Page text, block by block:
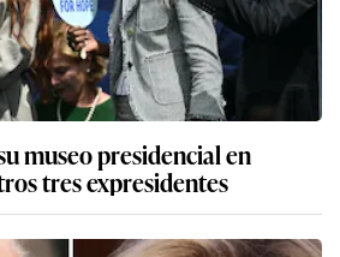
museo presidencial en
tres expresidentes